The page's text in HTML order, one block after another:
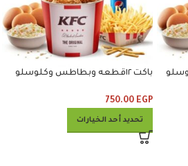
باكت ١٢قطعه وبطاطس وكلوسلو
750.00 EGP
تحديد أحد الخيارات